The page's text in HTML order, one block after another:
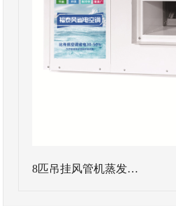
8匹吊挂风管机蒸发…